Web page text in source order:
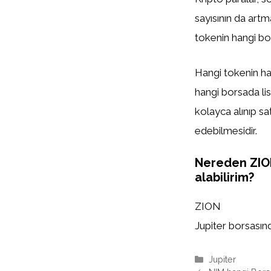
sayısının da
tokenin hangi
Hangi tokenin
hangi borsada
kolayca alınıp
edebilmesidir.
Nereden
alabilirim?
ZION
Jupiter
Kategoriler
Jupiter